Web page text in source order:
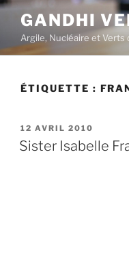
Aller
contenu
principal
GANDHI
Argile, Nucléaire et Verts
ÉTIQUETTE :
PUBLIÉ
LE
12 AVRIL 2010
Sister Isabelle